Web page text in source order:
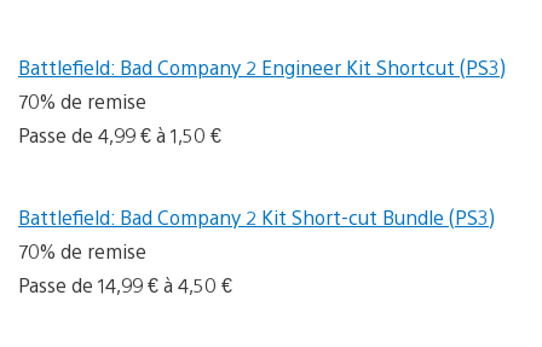
Battlefield: Bad Company 2 Engineer Kit Shortcut (PS3)
70% de remise
Passe de 4,99 € à 1,50 €
Battlefield: Bad Company 2 Kit Short-cut Bundle (PS3)
70% de remise
Passe de 14,99 € à 4,50 €